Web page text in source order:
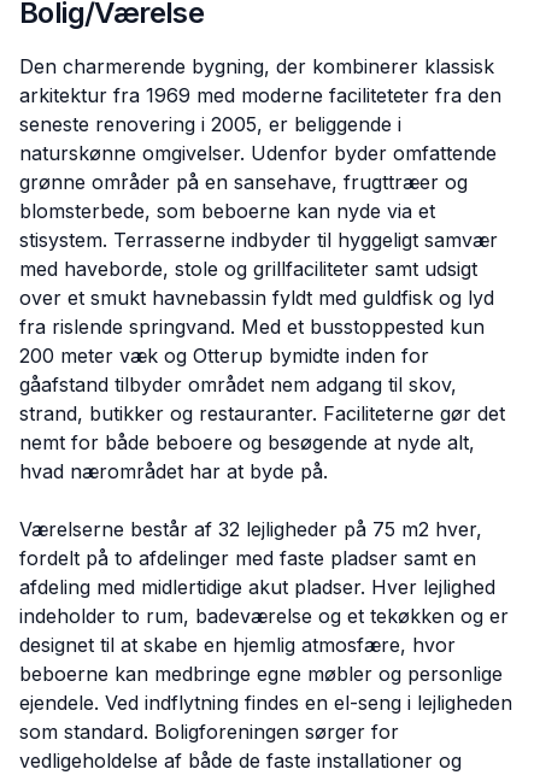
Bolig/Værelse
Den charmerende bygning, der kombinerer klassisk
arkitektur fra 1969 med moderne faciliteteter fra den
seneste renovering i 2005, er beliggende i
naturskønne omgivelser. Udenfor byder omfattende
grønne områder på en sansehave, frugttræer og
blomsterbede, som beboerne kan nyde via et
stisystem. Terrasserne indbyder til hyggeligt samvær
med haveborde, stole og grillfaciliteter samt udsigt
over et smukt havnebassin fyldt med guldfisk og lyd
fra rislende springvand. Med et busstoppested kun
200 meter væk og Otterup bymidte inden for
gåafstand tilbyder området nem adgang til skov,
strand, butikker og restauranter. Faciliteterne gør det
nemt for både beboere og besøgende at nyde alt,
hvad nærområdet har at byde på.
Værelserne består af 32 lejligheder på 75 m2 hver,
fordelt på to afdelinger med faste pladser samt en
afdeling med midlertidige akut pladser. Hver lejlighed
indeholder to rum, badeværelse og et tekøkken og er
designet til at skabe en hjemlig atmosfære, hvor
beboerne kan medbringe egne møbler og personlige
ejendele. Ved indflytning findes en el-seng i lejligheden
som standard. Boligforeningen sørger for
vedligeholdelse af både de faste installationer og